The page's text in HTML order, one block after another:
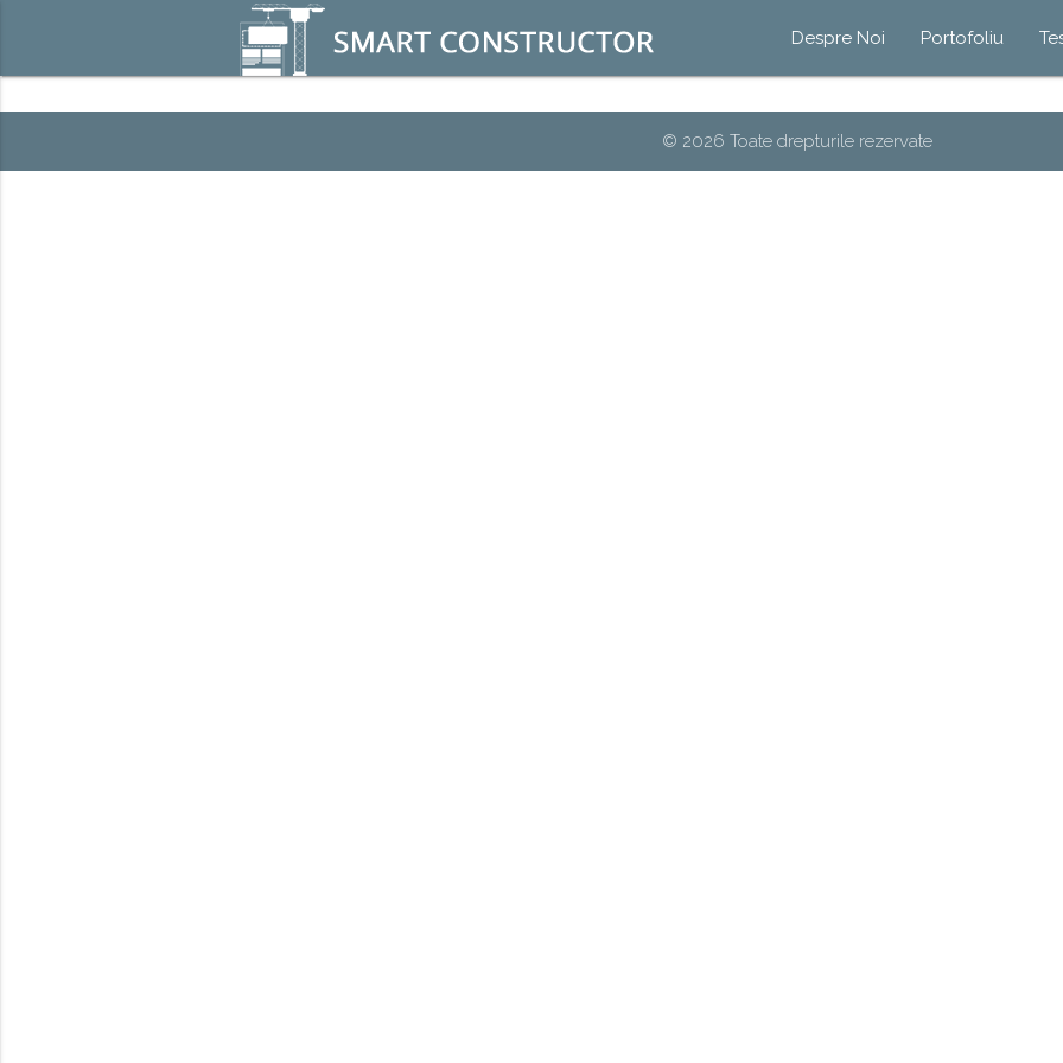
Despre Noi Portofoliu
© 2026 Toate drepturile rezervate